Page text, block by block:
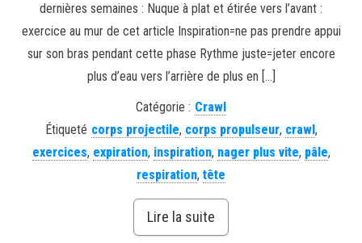
dernières semaines : Nuque à plat et étirée vers l’avant :
exercice au mur de cet article Inspiration=ne pas prendre appui
sur son bras pendant cette phase Rythme juste=jeter encore
plus d’eau vers l’arrière de plus en […]
Catégorie : Crawl
Étiqueté corps projectile, corps propulseur, crawl ,
exercices, expiration, inspiration, nager plus vite, pâle,
respiration, tête
Lire la suite